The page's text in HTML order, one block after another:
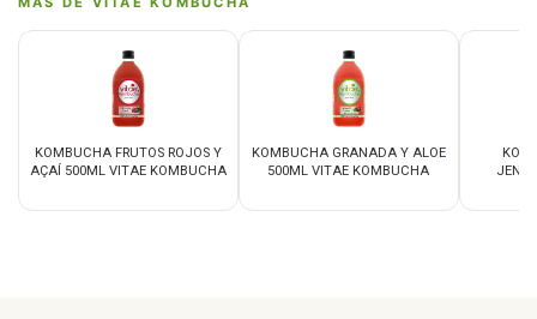
KOMBUCHA FRUTOS ROJOS Y
AÇAÍ 500ML VITAE KOMBUCHA
KOMBUCHA GRANADA Y ALOE
500ML VITAE KOMBUCHA